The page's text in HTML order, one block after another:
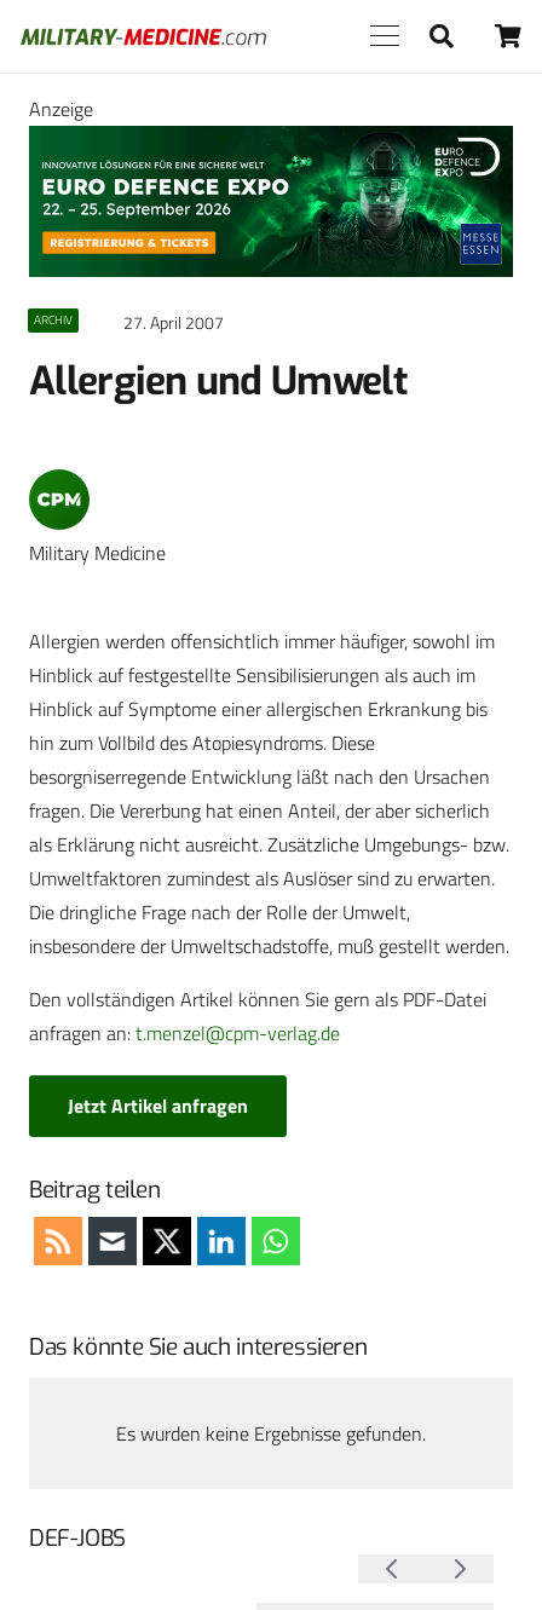
Anzeige
ARCHIV 27. April 2007
Allergien und Umwelt
Military Medicine
Allergien werden offensichtlich immer häufiger, sowohl im
Hinblick auf festgestellte Sensibilisierungen als auch im
Hinblick auf Symptome einer allergischen Erkrankung bis
hin zum Vollbild des Atopiesyndroms. Diese
besorgniserregende Entwicklung läßt nach den Ursachen
fragen. Die Vererbung hat einen Anteil, der aber sicherlich
als Erklärung nicht ausreicht. Zusätzliche Umgebungs- bzw.
Umweltfaktoren zumindest als Auslöser sind zu erwarten.
Die dringliche Frage nach der Rolle der Umwelt,
insbesondere der Umweltschadstoffe, muß gestellt werden.
Den vollständigen Artikel können Sie gern als PDF-Datei
anfragen an:t.menzel@cpm-verlag.de
Jetzt Artikel anfragen
Beitrag teilen
Das könnte Sie auch interessieren
Es wurden keine Ergebnisse gefunden.
DEF-JOBS